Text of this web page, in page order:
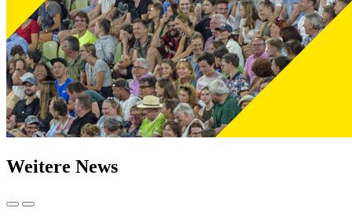
Weitere News